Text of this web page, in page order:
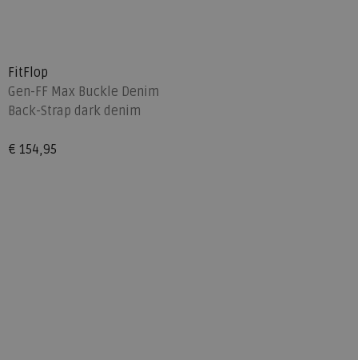
FitFlop
Gen-FF Max Buckle Denim
Back-Strap dark denim
€ 154,95